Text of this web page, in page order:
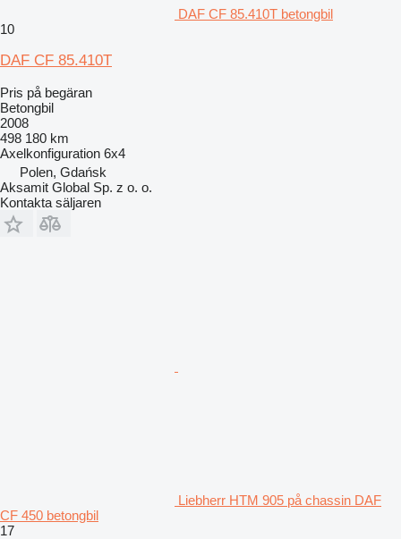
DAF CF 85.410T betongbil
10
DAF CF 85.410T
Pris på begäran
Betongbil
2008
498 180 km
Axelkonfiguration 6x4
Polen, Gdańsk
Aksamit Global Sp. z o. o.
Kontakta säljaren
Liebherr HTM 905 på chassin DAF
CF 450 betongbil
17